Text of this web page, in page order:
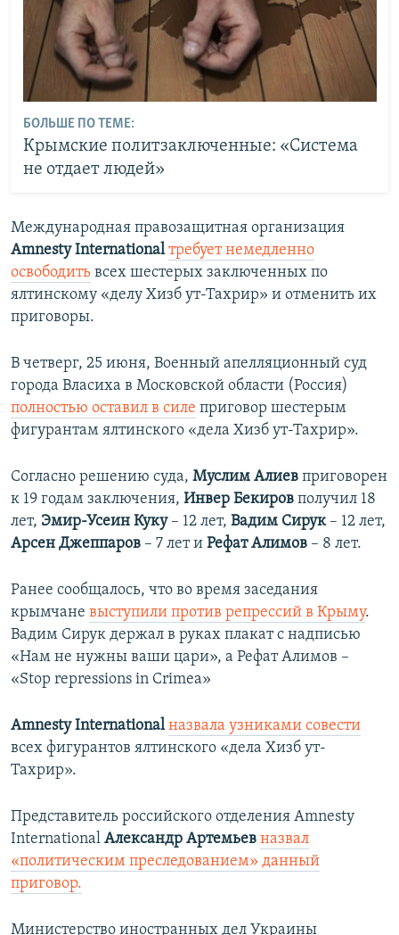
БОЛЬШЕ ПО ТЕМЕ:
Крымские политзаключенные: «Система
не отдает людей»
Международная правозащитная организация
Amnesty International требует немедленно
освободить всех шестерых заключенных по
ялтинскому «делу Хизб ут-Тахрир» и отменить их
приговоры.
В четверг, 25 июня, Военный апелляционный суд
города Власиха в Московской области (Россия)
полностью оставил в силе приговор шестерым
фигурантам ялтинского «дела Хизб ут-Тахрир».
Согласно решению суда, Муслим Алиев приговорен
к 19 годам заключения, Инвер Бекиров получил 18
лет, Эмир-Усеин Куку – 12 лет, Вадим Сирук – 12 лет,
Арсен Джеппаров – 7 лет и Рефат Алимов – 8 лет.
Ранее сообщалось, что во время заседания
крымчане выступили против репрессий в Крыму.
Вадим Сирук держал в руках плакат с надписью
«Нам не нужны ваши цари», а Рефат Алимов –
«Stop repressions in Crimea»
Amnesty International назвала узниками совести
всех фигурантов ялтинского «дела Хизб ут-
Тахрир».
Представитель российского отделения Amnesty
International Александр Артемьев назвал
«политическим преследованием» данный
приговор.
Министерство иностранных дел Украины